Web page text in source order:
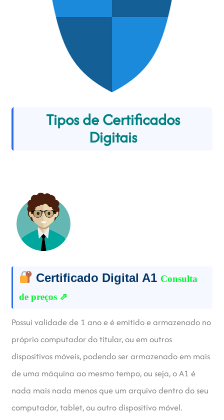
Tipos de Certificados
Digitais
Certificado Digital A1 Consulta
de preços ⇗
Possui validade de 1 ano e é emitido e armazenado no
próprio computador do titular, ou em outros
dispositivos móveis, podendo ser armazenado em mais
de uma máquina ao mesmo tempo, ou seja, o A1 é
nada mais nada menos que um arquivo dentro do seu
computador, tablet, ou outro dispositivo móvel.